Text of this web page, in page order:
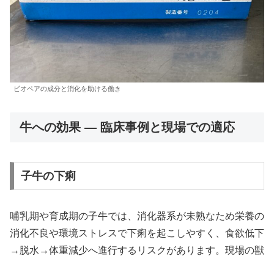
ビオペアの成分と消化を助ける働き
牛への効果 — 臨床事例と現場での適応
子牛の下痢
哺乳期や育成期の子牛では、消化器系が未熟なため栄養の
消化不良や環境ストレスで下痢を起こしやすく、食欲低下
→脱水→体重減少へ進行するリスクがあります。現場の獣